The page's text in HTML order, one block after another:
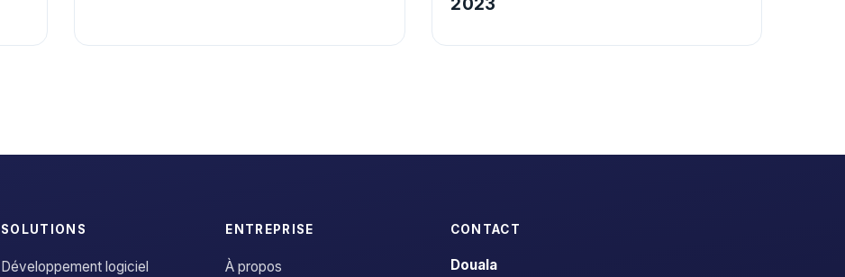
SOLUTIONS
Développement logiciel
ENTREPRISE
À propos
CONTACT
Douala